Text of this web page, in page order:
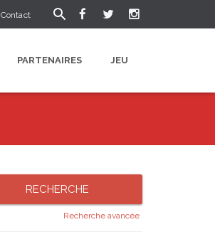
Contact
PARTENAIRES JEU
Recherche avancée